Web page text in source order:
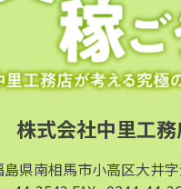
株式会社中里工
県南相馬市小高区大井